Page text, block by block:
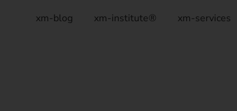
xm-blog xm-institute® xm-services